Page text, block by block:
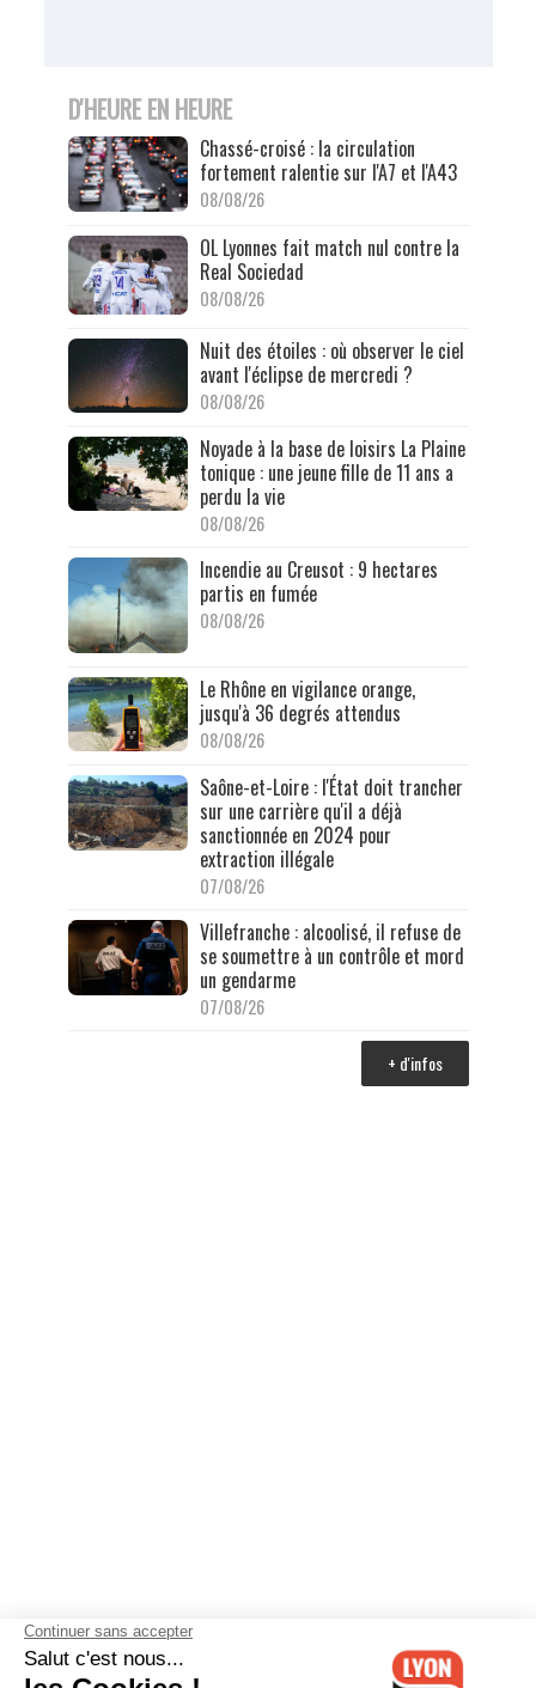
D'HEURE EN HEURE
Chassé-croisé : la circulation
fortement ralentie sur l'A7 et l'A43
08/08/26
OL Lyonnes fait match nul contre la
Real Sociedad
08/08/26
Nuit des étoiles : où observer le ciel
avant l'éclipse de mercredi ?
08/08/26
Noyade à la base de loisirs La Plaine
tonique : une jeune fille de 11 ans a
perdu la vie
08/08/26
Incendie au Creusot : 9 hectares
partis en fumée
08/08/26
Le Rhône en vigilance orange,
jusqu'à 36 degrés attendus
08/08/26
Saône-et-Loire : l'État doit trancher
sur une carrière qu'il a déjà
sanctionnée en 2024 pour
extraction illégale
07/08/26
Villefranche : alcoolisé, il refuse de
se soumettre à un contrôle et mord
un gendarme
07/08/26
+ d'infos